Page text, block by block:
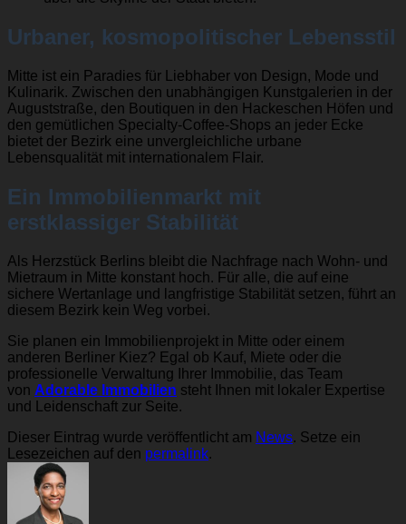
Urbaner, kosmopolitischer Lebensstil
Mitte ist ein Paradies für Liebhaber von Design, Mode und
Kulinarik. Zwischen den unabhängigen Kunstgalerien in der
Auguststraße, den Boutiquen in den Hackeschen Höfen und
den gemütlichen Specialty-Coffee-Shops an jeder Ecke
bietet der Bezirk eine unvergleichliche urbane
Lebensqualität mit internationalem Flair.
Ein Immobilienmarkt mit
erstklassiger Stabilität
Als Herzstück Berlins bleibt die Nachfrage nach Wohn- und
Mietraum in Mitte konstant hoch. Für alle, die auf eine
sichere Wertanlage und langfristige Stabilität setzen, führt an
diesem Bezirk kein Weg vorbei.
Sie planen ein Immobilienprojekt in Mitte oder einem
anderen Berliner Kiez? Egal ob Kauf, Miete oder die
professionelle Verwaltung Ihrer Immobilie, das Team
von Adorable Immobilien steht Ihnen mit lokaler Expertise
und Leidenschaft zur Seite.
Dieser Eintrag wurde veröffentlicht am News. Setze ein
Lesezeichen auf den permalink.